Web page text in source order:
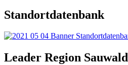
Standortdatenbank
Leader Region